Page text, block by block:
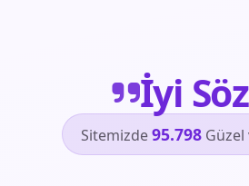
İyi
Sitemizde95.798Güzel